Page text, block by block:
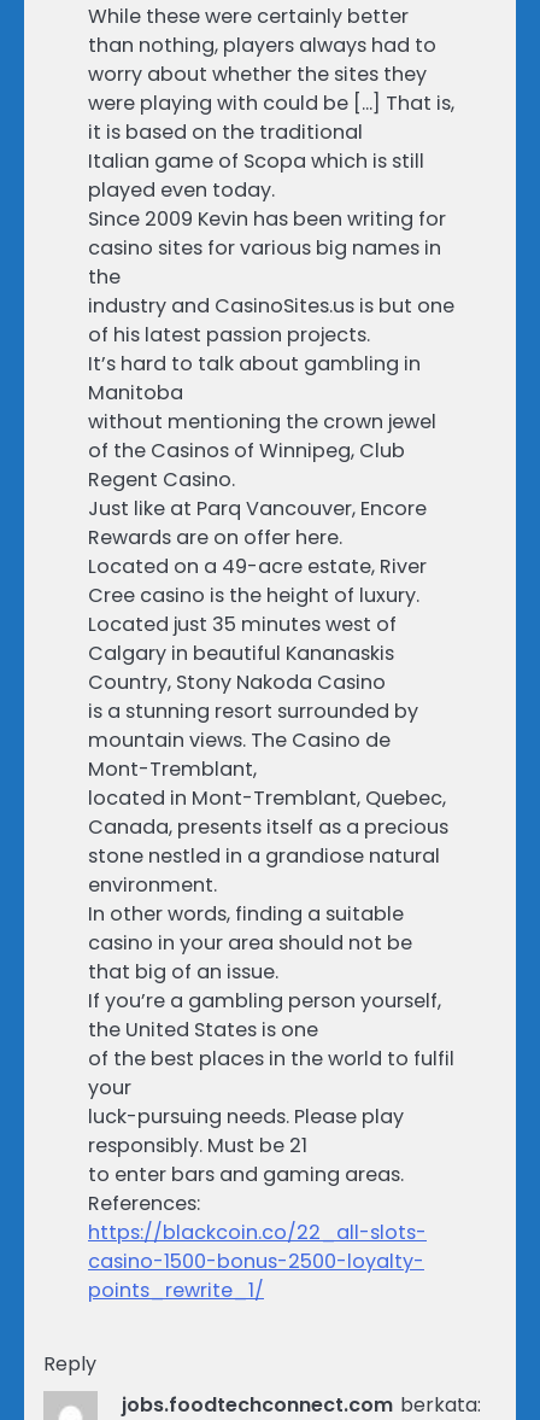
While these were certainly better
than nothing, players always had to
worry about whether the sites they
were playing with could be […] That is,
it is based on the traditional
Italian game of Scopa which is still
played even today.
Since 2009 Kevin has been writing for
casino sites for various big names in
the
industry and CasinoSites.us is but one
of his latest passion projects.
It’s hard to talk about gambling in
Manitoba
without mentioning the crown jewel
of the Casinos of Winnipeg, Club
Regent Casino.
Just like at Parq Vancouver, Encore
Rewards are on offer here.
Located on a 49-acre estate, River
Cree casino is the height of luxury.
Located just 35 minutes west of
Calgary in beautiful Kananaskis
Country, Stony Nakoda Casino
is a stunning resort surrounded by
mountain views. The Casino de
Mont-Tremblant,
located in Mont-Tremblant, Quebec,
Canada, presents itself as a precious
stone nestled in a grandiose natural
environment.
In other words, finding a suitable
casino in your area should not be
that big of an issue.
If you’re a gambling person yourself,
the United States is one
of the best places in the world to fulfil
your
luck-pursuing needs. Please play
responsibly. Must be 21
to enter bars and gaming areas.
References:
https://blackcoin.co/22_all-slots-
casino-1500-bonus-2500-loyalty-
points_rewrite_1/
Reply
jobs.foodtechconnect.com berkata: